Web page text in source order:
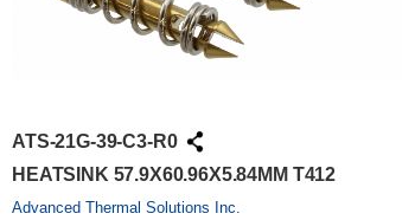
ATS-21G-39-C3-R0
HEATSINK 57.9X60.96X5.84MM T412
Advanced Thermal Solutions Inc.